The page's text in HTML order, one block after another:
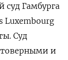
суд Гамбурга
Luxembourg
Суд
и